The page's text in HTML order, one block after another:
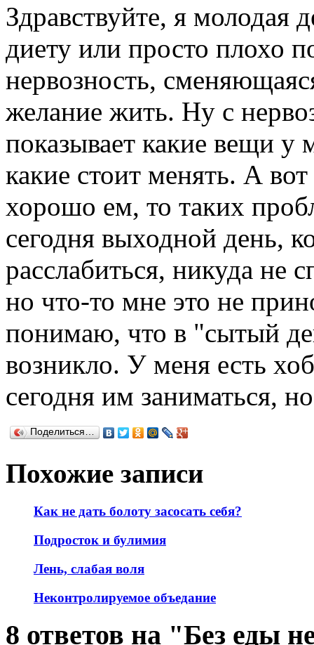
Здравствуйте, я молодая
диету или просто плохо
нервозность,
желание жить. Ну с
показывает какие вещи у
какие стоит менять. А
хорошо ем, то таких
сегодня выходной день,
расслабиться, никуда не
но что-то мне это не
понимаю, что в "сытый
возникло. У меня есть
сегодня им заниматься,
Поделиться…
Похожие записи
Как не дать болоту засосать себя?
Подросток и булимия
Лень, слабая воля
Неконтролируемое объедание
8 ответов на "Без еды